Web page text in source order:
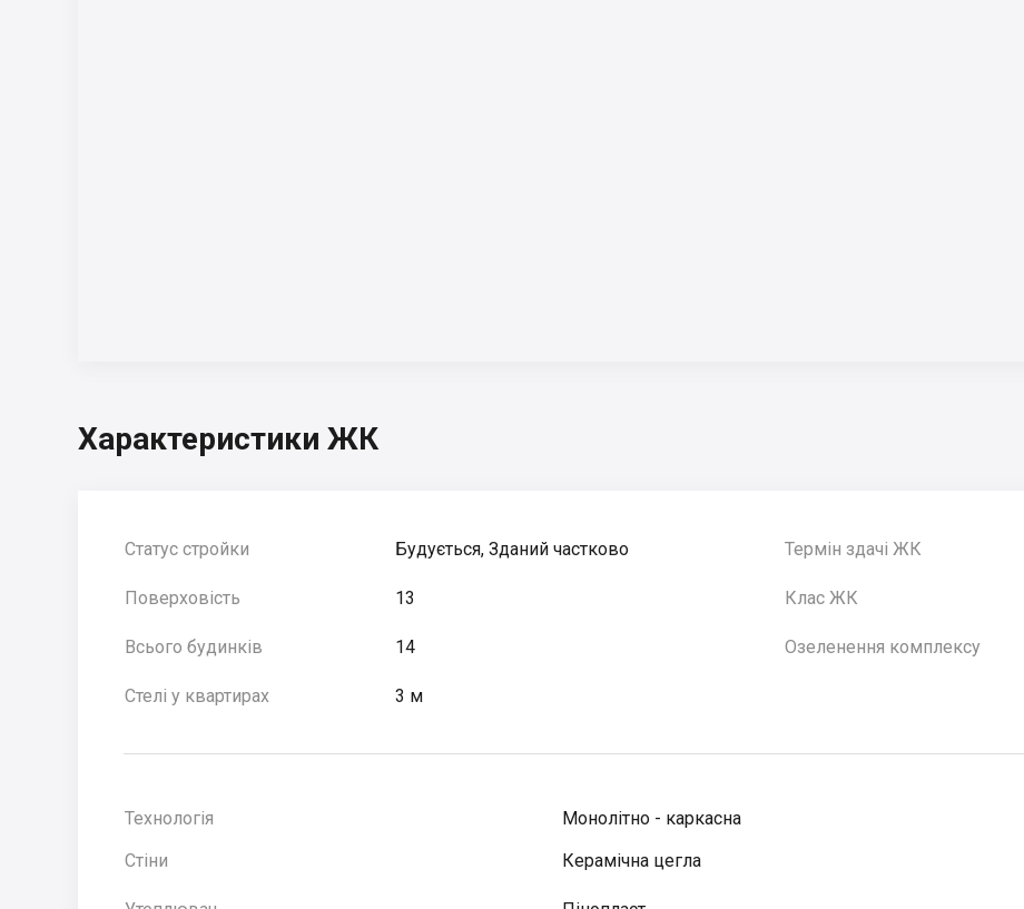
Характеристики ЖК
Статус стройки Будується, Зданий частково Термін здачі ЖК
Поверховість 13 Клас ЖК
Всього будинків 14 Озеленення комплексу
Стелі у квартирах 3 м
Технологія
Монолітно - каркасна
Стіни
Керамічна цегла